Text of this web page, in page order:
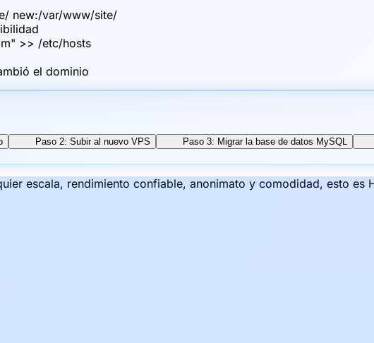
new:/var/www/site/
>> /etc/hosts
el dominio
Paso 2: Subir al nuevo VPS Paso 3: Migrar la base de datos MySQL
escala, rendimiento confiable, anonimato y comodidad, esto es